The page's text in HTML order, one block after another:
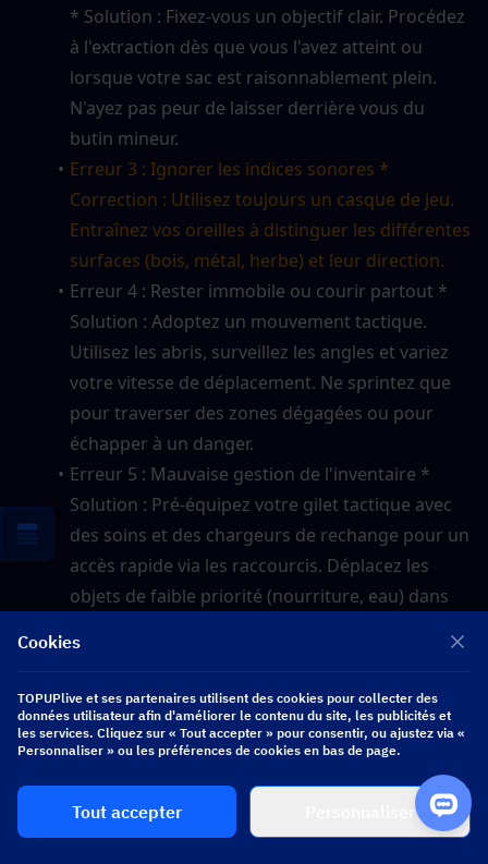
* Solution : Fixez-vous un objectif clair. Procédez
à l'extraction dès que vous l'avez atteint ou
lorsque votre sac est raisonnablement plein.
N'ayez pas peur de laisser derrière vous du
butin mineur.
Erreur 3 : Ignorer les indices sonores *
Correction : Utilisez toujours un casque de jeu.
Entraînez vos oreilles à distinguer les différentes
surfaces (bois, métal, herbe) et leur direction.
Erreur 4 : Rester immobile ou courir partout *
Solution : Adoptez un mouvement tactique.
Utilisez les abris, surveillez les angles et variez
votre vitesse de déplacement. Ne sprintez que
pour traverser des zones dégagées ou pour
échapper à un danger.
Erreur 5 : Mauvaise gestion de l'inventaire *
Solution : Pré-équipez votre gilet tactique avec
des soins et des chargeurs de rechange pour un
accès rapide via les raccourcis. Déplacez les
objets de faible priorité (nourriture, eau) dans
▍Débriefing d'après-raid :
Apprenez de chaque rencontre
Chaque raid, qu'il soit réussi ou non, offre des leçons
précieuses pour améliorer votre taux de survie.
Cookies
TOPUPlive et ses partenaires utilisent des cookies pour collecter des
données utilisateur afin d'améliorer le contenu du site, les publicités et
les services. Cliquez sur « Tout accepter » pour consentir, ou ajustez via «
Personnaliser » ou les préférences de cookies en bas de page.
Tout accepter Personnaliser